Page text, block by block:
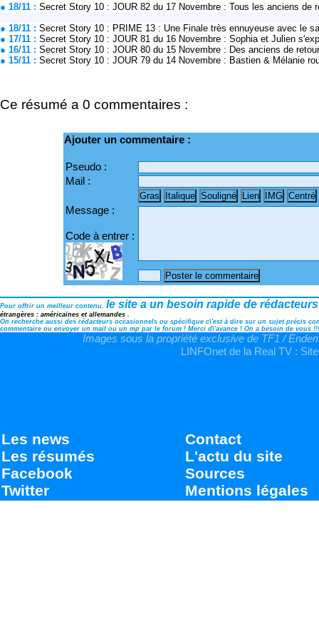
● 18/11 : Secret Story 10 : JOUR 82 du 17 Novembre : Tous les anciens de
● 18/11 : Secret Story 10 : PRIME 13 : Une Finale très ennuyeuse avec le
● 17/11 : Secret Story 10 : JOUR 81 du 16 Novembre : Sophia et Julien
● 16/11 : Secret Story 10 : JOUR 80 du 15 Novembre : Des anciens de
● 15/11 : Secret Story 10 : JOUR 79 du 14 Novembre : Bastien & Mélanie
Ce résumé a 0 commentaires :
Ajouter un commentaire :
Pseudo :
Mail :
Message :
Code à entrer :
Pour offrir un meilleur contenu, le site a un besoin rapide de rédacteurs
étrangères : américaines et allemandes .
On recherche aussi des rédacteurs occasionnels ou spécifique c\'est à dire sur un sujet précis
commentaire ou envoyer un mail ou un mp par le forum ! Merci d\'avance ! On a besoin de vous !!!
Images sous la propriété exclusive de TF1 /
LINFOnet de la Real TV :
Les news
Les résumés
Facebook
Twitter
Contact
L'actu du site
Sources
Mentions légales